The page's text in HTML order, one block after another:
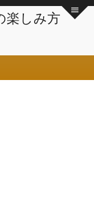
楽しみ方